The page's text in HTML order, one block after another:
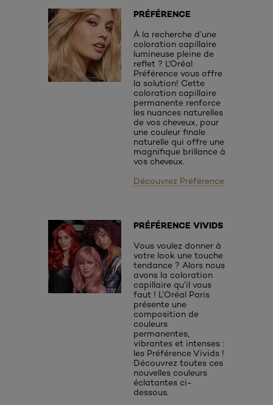
PRÉFÉRENCE
À la recherche d’une
coloration capillaire
lumineuse pleine de
reflet ? L'Oréal
Préférence vous offre
la solution! Cette
coloration capillaire
permanente renforce
les nuances naturelles
de vos cheveux, pour
une couleur finale
naturelle qui offre une
magnifique brillance à
vos cheveux.
Découvrez Préférence
PRÉFÉRENCE VIVIDS
Vous voulez donner à
votre look une touche
tendance ? Alors nous
avons la coloration
capillaire qu’il vous
faut ! L’Oréal Paris
présente une
composition de
couleurs
permanentes,
vibrantes et intenses :
les Préférence Vivids !
Découvrez toutes ces
nouvelles couleurs
éclatantes ci-
dessous.